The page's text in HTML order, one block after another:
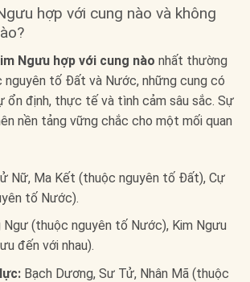
hợp với cung nào và không
Ngưu hợp với cung nào nhất thường
nguyên tố Đất và Nước, những cung có
ổn định, thực tế và tình cảm sâu sắc. Sự
nền tảng vững chắc cho một mối quan
Nữ, Ma Kết (thuộc nguyên tố Đất), Cự
tố Nước).
(thuộc nguyên tố Nước), Kim Ngưu
đến với nhau).
Bạch Dương, Sư Tử, Nhân Mã (thuộc